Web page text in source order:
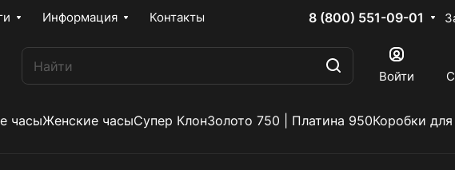
Информация Контакты 8 (800) 551-09-01
Войти
часыЖенские часыСупер КлонЗолото 750 | Платина 950Коробки